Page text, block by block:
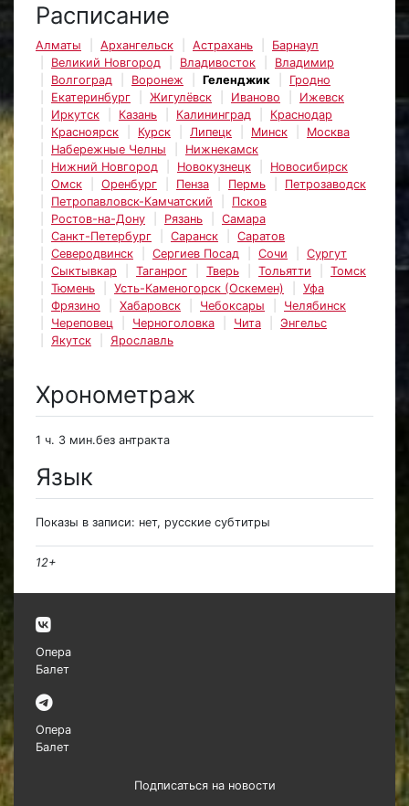
Расписание
Алматы Архангельск Астрахань
Барнаул
Великий Новгород
Владивосток
Владимир
Волгоград
Воронеж Геленджик
Гродно
Екатеринбург
Жигулёвск Иваново
Ижевск
Иркутск
Казань Калининград
Краснодар
Красноярск
Курск Липецк Минск
Москва
Набережные Челны
Нижнекамск
Нижний Новгород
Новокузнецк
Новосибирск
Омск
Оренбург Пенза Пермь
Петрозаводск
Петропавловск-Камчатский
Псков
Ростов-на-Дону
Рязань
Самара
Санкт-Петербург
Саранск
Саратов
Северодвинск
Сергиев Посад Сочи
Сургут
Сыктывкар
Таганрог Тверь Тольятти
Томск
Тюмень
Усть-Каменогорск (Оскемен)
Уфа
Фрязино
Хабаровск Чебоксары
Челябинск
Череповец
Черноголовка Чита
Энгельс
Якутск
Ярославль
Хронометраж
1 ч. 3 мин.без антракта
Язык
Показы в записи: нет, русские субтитры
12+
Опера
Балет
Опера
Балет
Подписаться на новости